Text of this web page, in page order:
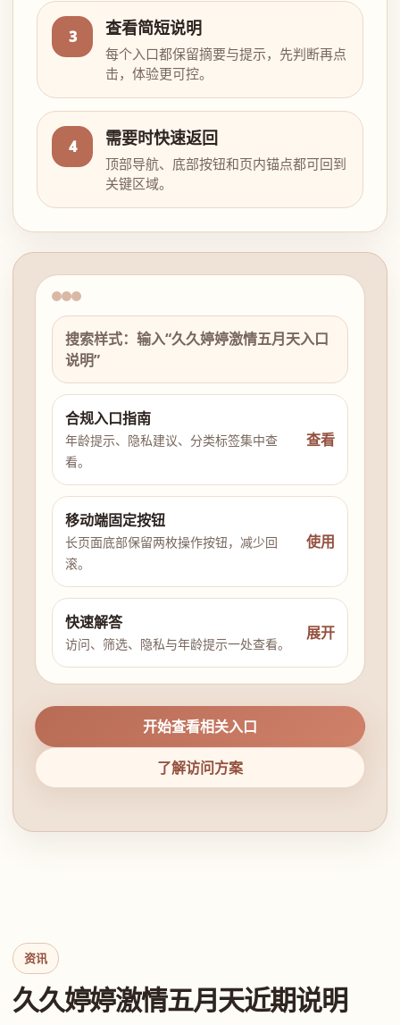
3 查看简短说明
每个入口都保留摘要与提示，先判断再点
击，体验更可控。
4 需要时快速返回
顶部导航、底部按钮和页内锚点都可回到
关键区域。
搜索样式：输入“久久婷婷激情五月天入口
说明”
合规入口指南
年龄提示、隐私建议、分类标签集中查
看。
查看
移动端固定按钮
长页面底部保留两枚操作按钮，减少回
滚。
使用
快速解答
访问、筛选、隐私与年龄提示一处查看。
展开
开始查看相关入口
了解访问方案
资讯
久久婷婷激情五月天近期说明